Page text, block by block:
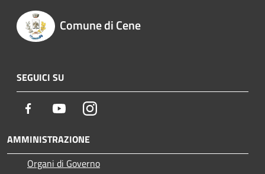
Comune di Cene
SEGUICI SU
Facebook YoutubeInstagram
AMMINISTRAZIONE
Organi di Governo